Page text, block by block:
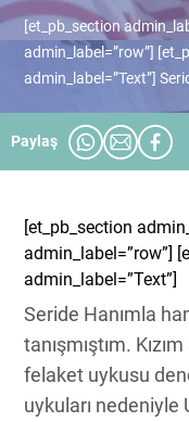
[et_pb_section
admin_label=”row”] [et_pb_column type=”4_4″][et_pb_text
admin_label=”Text”]
kursunda tanışmıştım.
uykusu dendiğini
Paylaş
[et_pb_section
admin_label=”row”]
admin_label=”Text”]
Seride Hanımla
tanışmıştım.
felaket uykusu
uykuları nedeniyle